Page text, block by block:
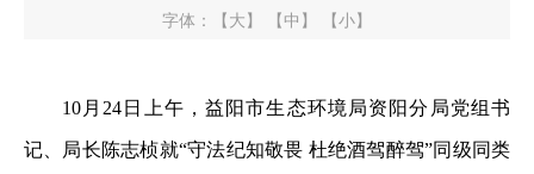
字体：
【大】 【中】 【小】
10月24日上午，益阳市生态环境局资阳分局党组书
记、局长陈志桢就“守法纪知敬畏 杜绝酒驾醉驾”同级同类